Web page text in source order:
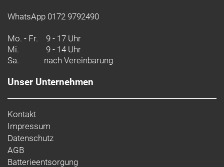
WhatsApp 0172 9792490
Mo. - Fr. 9 - 17 Uhr
Mi.
9 - 14 Uhr
Sa.
nach Vereinbarung
Unser Unternehmen
Kontakt
Impressum
Datenschutz
AGB
Batterieentsorgung